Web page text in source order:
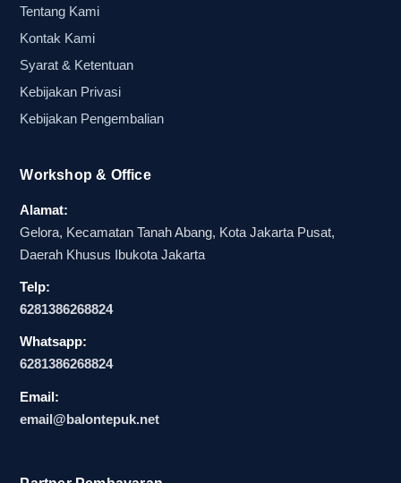
Untuk event organizer dan pengelola activation
booth, pendekatan ini sangat membantu karena
tidak membutuhkan instruksi rumit. Peserta cukup
menerima media, lalu mengikuti arahan
media pasif, balon tepuk event lebih cepat
mengubah suasana venue menjadi lebih hidup
dan siap menerima momentum utama acara.
Posisi balon tepuk event sebagai
media aktivasi yang lebih mudah
dibaca crowd
Dalam artikel panduan komparatif seperti ini,
penting untuk melihat media aktivasi dari sisi
Tentang Kami
Kontak Kami
Syarat & Ketentuan
Kebijakan Privasi
Kebijakan Pengembalian
Workshop & Office
Alamat:
Gelora, Kecamatan Tanah Abang, Kota Jakarta Pusat,
Daerah Khusus Ibukota Jakarta
Telp:
6281386268824
Whatsapp:
6281386268824
Email:
email@balontepuk.net